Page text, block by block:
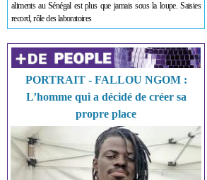
aliments au Sénégal est plus que jamais sous la loupe. Saisies
record, rôle des laboratoires
PORTRAIT - FALLOU NGOM :
L’homme qui a décidé de créer sa
propre place